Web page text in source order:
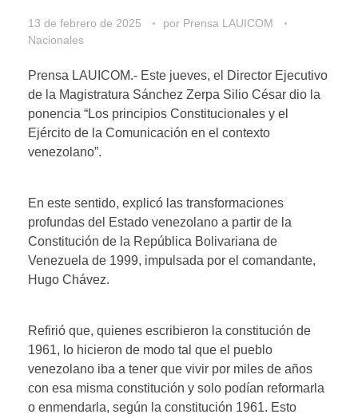
13 de febrero de 2025 por Prensa LAUICOM
Nacionales
Prensa LAUICOM.- Este jueves, el Director Ejecutivo
de la Magistratura Sánchez Zerpa Silio César dio la
ponencia “Los principios Constitucionales y el
Ejército de la Comunicación en el contexto
venezolano”.
En este sentido, explicó las transformaciones
profundas del Estado venezolano a partir de la
Constitución de la República Bolivariana de
Venezuela de 1999, impulsada por el comandante,
Hugo Chávez.
Refirió que, quienes escribieron la constitución de
1961, lo hicieron de modo tal que el pueblo
venezolano iba a tener que vivir por miles de años
con esa misma constitución y solo podían reformarla
o enmendarla, según la constitución 1961. Esto